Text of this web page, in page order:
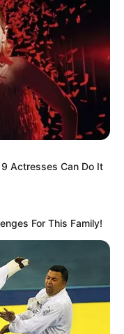
Actresses Can Do It
For This Family!